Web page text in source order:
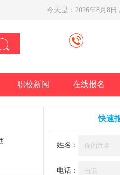
今天是： 2026年8月8日
职校新闻 在线报名
快速
姓名：
电话：